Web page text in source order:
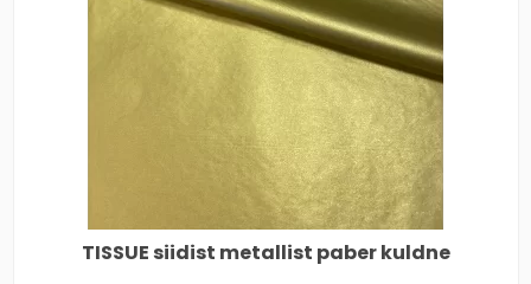
TISSUE siidist metallist paber kuldne